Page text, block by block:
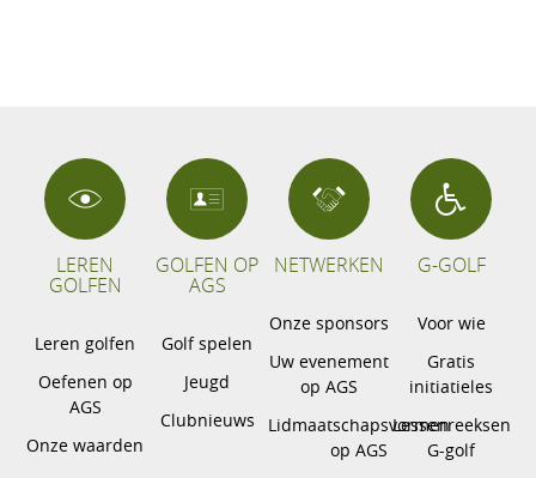
LEREN
GOLFEN
Leren golfen
Oefenen op
AGS
Onze waarden
GOLFEN OP
AGS
Golf spelen
Jeugd
Clubnieuws
NETWERKEN
Onze sponsors
Uw evenement
op AGS
Lidmaatschapsvormen
op AGS
G-GOLF
Voor wie
Gratis
initiatieles
Lessenreeksen
G-golf